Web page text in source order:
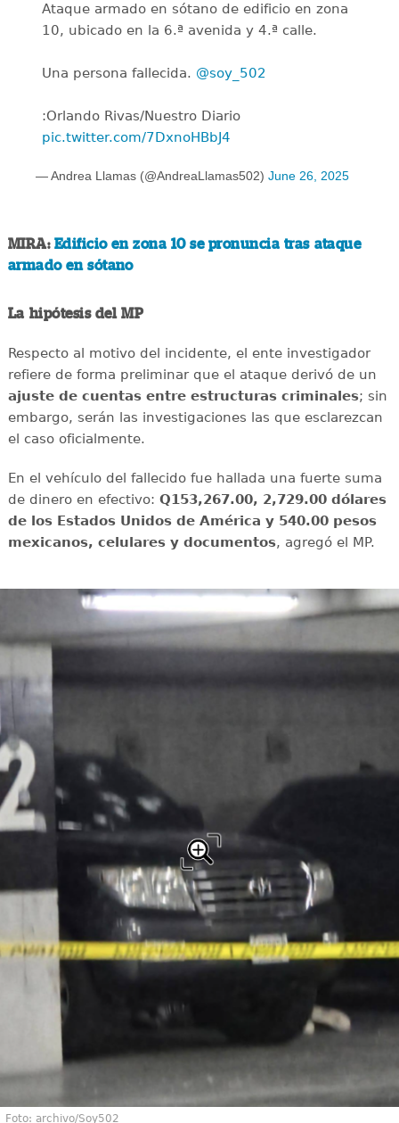
Ataque armado en sótano de edificio en zona
10, ubicado en la 6.ª avenida y 4.ª calle.
Una persona fallecida. @soy_502
:Orlando Rivas/Nuestro Diario
pic.twitter.com/7DxnoHBbJ4
— Andrea Llamas (@AndreaLlamas502) June 26, 2025
MIRA:Edificio en zona 10 se pronuncia tras ataque
armado en sótano
La hipótesis del MP
Respecto al motivo del incidente, el ente investigador
refiere de forma preliminar que el ataque derivó de un
ajuste de cuentas entre estructuras criminales; sin
embargo, serán las investigaciones las que esclarezcan
el caso oficialmente.
En el vehículo del fallecido fue hallada una fuerte suma
de dinero en efectivo: Q153,267.00, 2,729.00 dólares
de los Estados Unidos de América y 540.00 pesos
mexicanos, celulares y documentos, agregó el MP.
Foto: archivo/Soy502